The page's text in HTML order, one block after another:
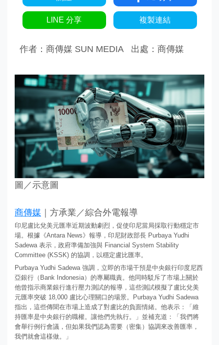
LINE 分享 複製連結
作者：商傳媒 SUN MEDIA 出處：商傳媒
圖／示意圖
商傳媒 ｜方承業／綜合外電報導
印尼盧比兌美元匯率近期波動劇烈，促使印尼當局採取行動穩定市
場。根據《Antara News》報導，印尼財政部長 Purbaya Yudhi
Sadewa 表示，政府準備加強與 Financial System Stability
Committee (KSSK) 的協調，以穩定盧比匯率。
Purbaya Yudhi Sadewa 強調，立即的市場干預是中央銀行印度尼西
亞銀行（Bank Indonesia）的專屬職責。他同時駁斥了市場上關於
他曾指示商業銀行進行壓力測試的報導，這些測試模擬了盧比兌美
元匯率突破 18,000 盧比心理關口的場景。Purbaya Yudhi Sadewa
指出，這些傳聞在市場上造成了對盧比的負面情緒。他表示：「維
持匯率是中央銀行的職權。讓他們先執行。」並補充道：「我們將
會舉行例行會議，但如果我們認為需要（密集）協調來改善匯率，
我們就會這樣做。」